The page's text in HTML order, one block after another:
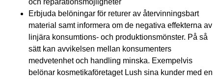
Erbjuda belöningar för returer av återvinningsbart
material samt informera om de negativa effekterna av
linjära konsumtions- och produktionsmönster. På så
sätt kan avvikelsen mellan konsumenters
medvetenhet och handling minska. Exempelvis
belönar kosmetikaföretaget Lush sina kunder med en